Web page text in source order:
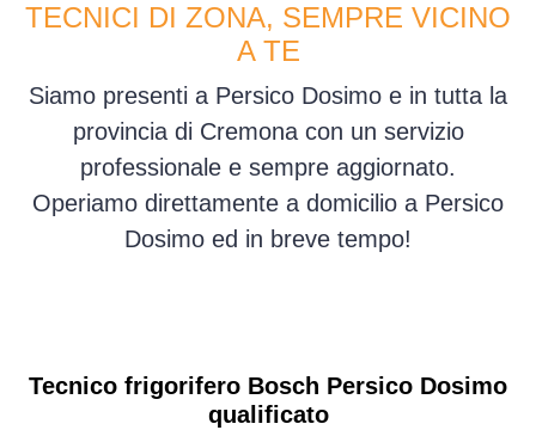
TECNICI DI ZONA, SEMPRE VICINO
A TE
Siamo presenti a Persico Dosimo e in tutta la
provincia di Cremona con un servizio
professionale e sempre aggiornato.
Operiamo direttamente a domicilio a Persico
Dosimo ed in breve tempo!
Tecnico frigorifero Bosch Persico Dosimo
qualificato